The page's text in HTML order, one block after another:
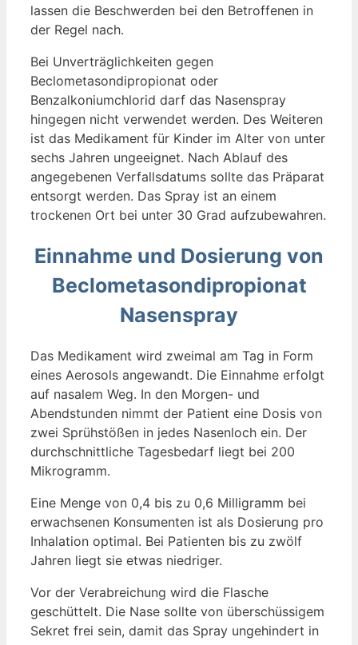
lassen die Beschwerden bei den Betroffenen in
der Regel nach.
Bei Unverträglichkeiten gegen
Beclometasondipropionat oder
Benzalkoniumchlorid darf das Nasenspray
hingegen nicht verwendet werden. Des Weiteren
ist das Medikament für Kinder im Alter von unter
sechs Jahren ungeeignet. Nach Ablauf des
angegebenen Verfallsdatums sollte das Präparat
entsorgt werden. Das Spray ist an einem
trockenen Ort bei unter 30 Grad aufzubewahren.
Einnahme und Dosierung von
Beclometasondipropionat
Nasenspray
Das Medikament wird zweimal am Tag in Form
eines Aerosols angewandt. Die Einnahme erfolgt
auf nasalem Weg. In den Morgen- und
Abendstunden nimmt der Patient eine Dosis von
zwei Sprühstößen in jedes Nasenloch ein. Der
durchschnittliche Tagesbedarf liegt bei 200
Mikrogramm.
Eine Menge von 0,4 bis zu 0,6 Milligramm bei
erwachsenen Konsumenten ist als Dosierung pro
Inhalation optimal. Bei Patienten bis zu zwölf
Jahren liegt sie etwas niedriger.
Vor der Verabreichung wird die Flasche
geschüttelt. Die Nase sollte von überschüssigem
Sekret frei sein, damit das Spray ungehindert in